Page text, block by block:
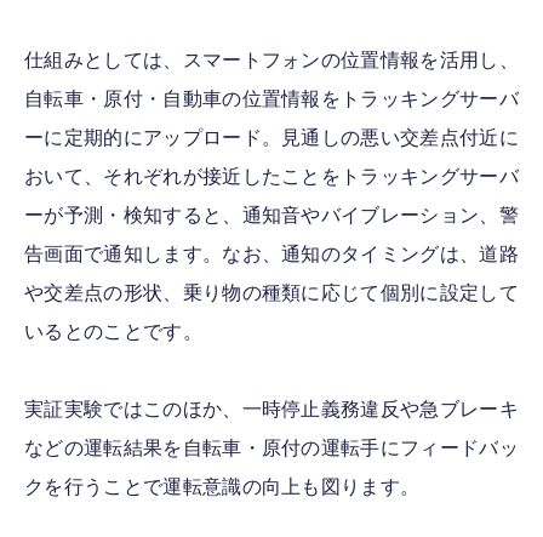
仕組みとしては、スマートフォンの位置情報を活用し、
自転車・原付・自動車の位置情報をトラッキングサーバ
ーに定期的にアップロード。見通しの悪い交差点付近に
おいて、それぞれが接近したことをトラッキングサーバ
ーが予測・検知すると、通知音やバイブレーション、警
告画面で通知します。なお、通知のタイミングは、道路
や交差点の形状、乗り物の種類に応じて個別に設定して
いるとのことです。
実証実験ではこのほか、一時停止義務違反や急ブレーキ
などの運転結果を自転車・原付の運転手にフィードバッ
クを行うことで運転意識の向上も図ります。